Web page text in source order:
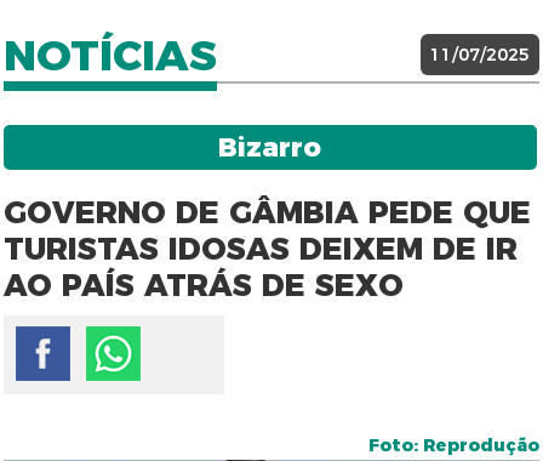
NOTÍCIAS 11/07/2025
Bizarro
GOVERNO DE GÂMBIA PEDE QUE
TURISTAS IDOSAS DEIXEM DE IR
AO PAÍS ATRÁS DE SEXO
Foto: Reprodução